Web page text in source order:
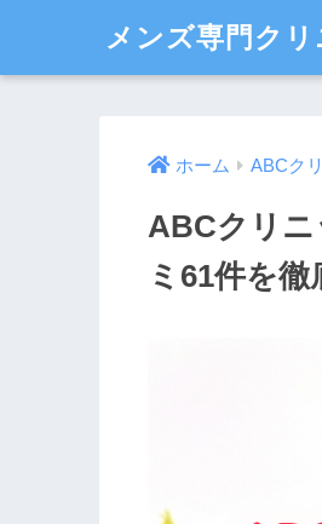
メンズ専門ク
ホーム ABCク
ABCクリニ
ミ61件を徹